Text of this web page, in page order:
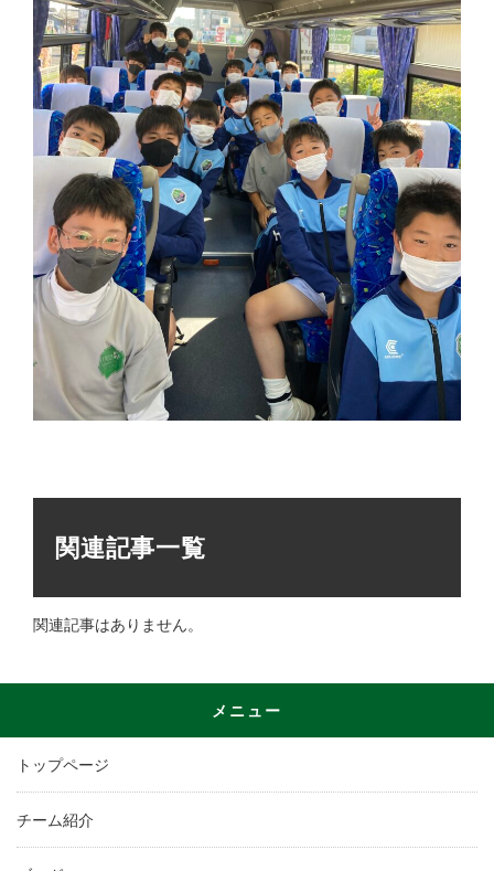
関連記事一覧
関連記事はありません。
メニュー
トップページ
チーム紹介